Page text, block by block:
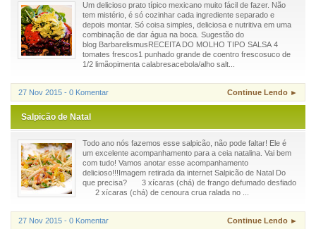
Um delicioso prato típico mexicano muito fácil de fazer. Não
tem mistério, é só cozinhar cada ingrediente separado e
depois montar. Só coisa simples, deliciosa e nutritiva em uma
combinação de dar água na boca. Sugestão do
blog BarbarelismusRECEITA DO MOLHO TIPO SALSA 4
tomates frescos1 punhado grande de coentro frescosuco de
1/2 limãopimenta calabresacebola/alho salt...
27 Nov 2015 - 0 Komentar Continue Lendo ►
Salpicão de Natal
Todo ano nós fazemos esse salpicão, não pode faltar! Ele é
um excelente acompanhamento para a ceia natalina. Vai bem
com tudo! Vamos anotar esse acompanhamento
delicioso!!!Imagem retirada da internet Salpicão de Natal Do
que precisa? 3 xícaras (chá) de frango defumado desfiado
2 xícaras (chá) de cenoura crua ralada no ...
27 Nov 2015 - 0 Komentar Continue Lendo ►